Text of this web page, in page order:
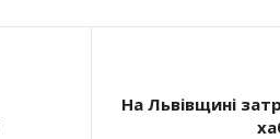
На Львівщині